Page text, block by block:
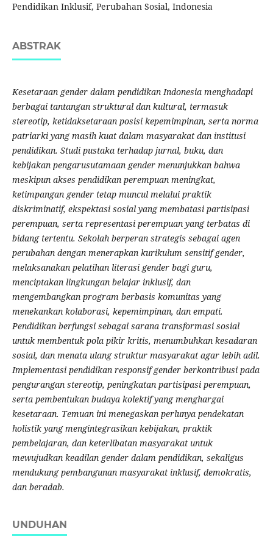
Pendidikan Inklusif, Perubahan Sosial, Indonesia
ABSTRAK
Kesetaraan gender dalam pendidikan Indonesia menghadapi
berbagai tantangan struktural dan kultural, termasuk
stereotip, ketidaksetaraan posisi kepemimpinan, serta norma
patriarki yang masih kuat dalam masyarakat dan institusi
pendidikan. Studi pustaka terhadap jurnal, buku, dan
kebijakan pengarusutamaan gender menunjukkan bahwa
meskipun akses pendidikan perempuan meningkat,
ketimpangan gender tetap muncul melalui praktik
diskriminatif, ekspektasi sosial yang membatasi partisipasi
perempuan, serta representasi perempuan yang terbatas di
bidang tertentu. Sekolah berperan strategis sebagai agen
perubahan dengan menerapkan kurikulum sensitif gender,
melaksanakan pelatihan literasi gender bagi guru,
menciptakan lingkungan belajar inklusif, dan
mengembangkan program berbasis komunitas yang
menekankan kolaborasi, kepemimpinan, dan empati.
Pendidikan berfungsi sebagai sarana transformasi sosial
untuk membentuk pola pikir kritis, menumbuhkan kesadaran
sosial, dan menata ulang struktur masyarakat agar lebih adil.
Implementasi pendidikan responsif gender berkontribusi pada
pengurangan stereotip, peningkatan partisipasi perempuan,
serta pembentukan budaya kolektif yang menghargai
kesetaraan. Temuan ini menegaskan perlunya pendekatan
holistik yang mengintegrasikan kebijakan, praktik
pembelajaran, dan keterlibatan masyarakat untuk
mewujudkan keadilan gender dalam pendidikan, sekaligus
mendukung pembangunan masyarakat inklusif, demokratis,
dan beradab.
UNDUHAN